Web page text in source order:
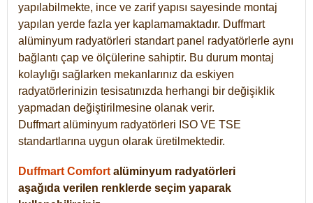
yapılabilmekte, ince ve zarif yapısı sayesinde montaj
yapılan yerde fazla yer kaplamamaktadır. Duffmart
alüminyum radyatörleri standart panel radyatörlerle aynı
bağlantı çap ve ölçülerine sahiptir. Bu durum montaj
kolaylığı sağlarken mekanlarınız da eskiyen
radyatörlerinizin tesisatınızda herhangi bir değişiklik
yapmadan değiştirilmesine olanak verir.
Duffmart alüminyum radyatörleri ISO VE TSE
standartlarına uygun olarak üretilmektedir.
Duffmart Comfort alüminyum radyatörleri
aşağıda verilen renklerde seçim yaparak